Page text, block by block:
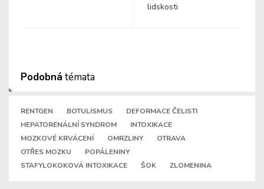
lidskosti
Podobná témata
RENTGEN BOTULISMUS
DEFORMACE ČELISTI
HEPATORENÁLNÍ SYNDROM
INTOXIKACE
MOZKOVÉ KRVÁCENÍ
OMRZLINY
OTRAVA
OTŘES MOZKU
POPÁLENINY
STAFYLOKOKOVÁ INTOXIKACE
ŠOK ZLOMENINA